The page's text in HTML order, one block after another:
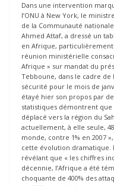
Dans une intervention
l’ONU à New York, le
de la Communauté
Ahmed Attaf, a dressé un
en Afrique, particulièrement
réunion ministérielle
Afrique » sur mandat du
Tebboune, dans le cadre
sécurité pour le mois de
étayé hier son propos par
statistiques démontrent que
déplacé vers la région du
actuellement, à elle seule,
monde, contre 1% en 2007
cette évolution dramatique.
révélant que « les chiffres
décennie, l’Afrique a été
choquante de 400% des